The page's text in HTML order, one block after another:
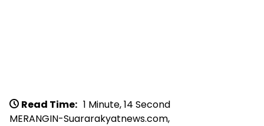
Read Time: 1 Minute, 14 Second
MERANGIN-Suararakyatnews.com,